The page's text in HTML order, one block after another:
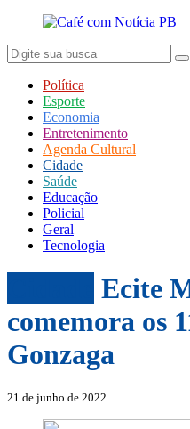
Política
Esporte
Economia
Entretenimento
Agenda Cultural
Cidade
Saúde
Educação
Policial
Geral
Tecnologia
Ecite
comemora os
Gonzaga
21 de junho de 2022